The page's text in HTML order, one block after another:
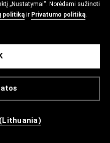
„Nustatymai“. Norėdami sužinoti
politiką ir Privatumo politiką.